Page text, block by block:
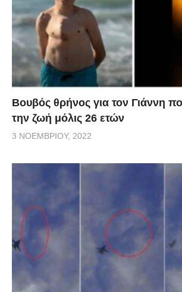
Βουβός θρήνος για τον Γιάννη
την ζωή μόλις 26 ετών
3 ΝΟΕΜΒΡΊΟΥ, 2022